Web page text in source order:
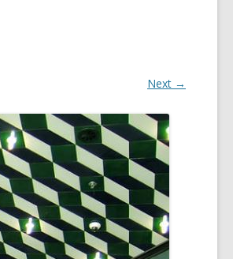
Next →